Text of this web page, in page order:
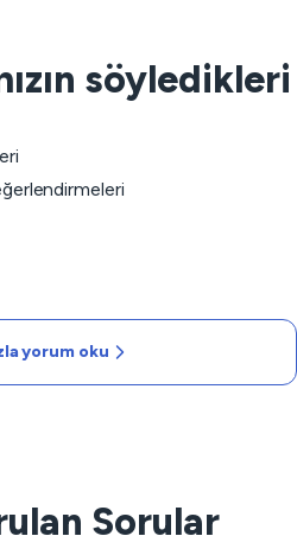
söyledikleri
yorum oku
Sorular